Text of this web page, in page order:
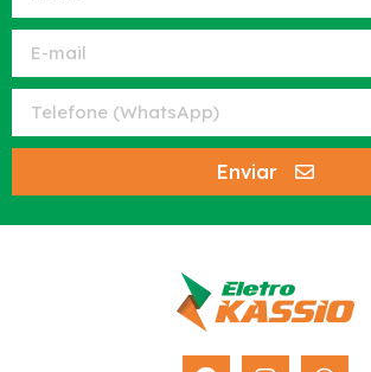
Enviar